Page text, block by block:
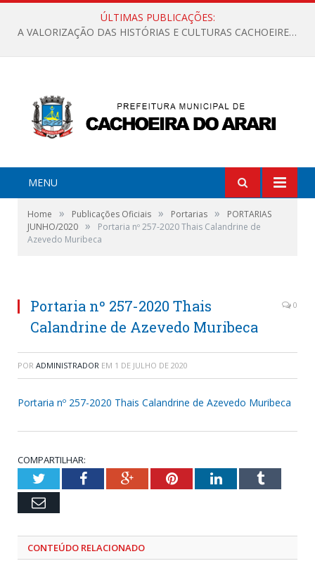
ÚLTIMAS PUBLICAÇÕES:
A VALORIZAÇÃO DAS HISTÓRIAS E CULTURAS CACHOEIRENSES
MENU
Home » Publicações Oficiais » Portarias »
PORTARIAS
JUNHO/2020 »
Portaria nº 257-2020 Thais Calandrine de
Azevedo Muribeca
Portaria nº 257-2020 Thais
Calandrine de Azevedo Muribeca
0
POR ADMINISTRADOR EM 1 DE JULHO DE 2020
Portaria nº 257-2020 Thais Calandrine de Azevedo Muribeca
COMPARTILHAR:
TwitterFacebookGoogle+PinterestLinkedInTumblr
Email
CONTEÚDO RELACIONADO